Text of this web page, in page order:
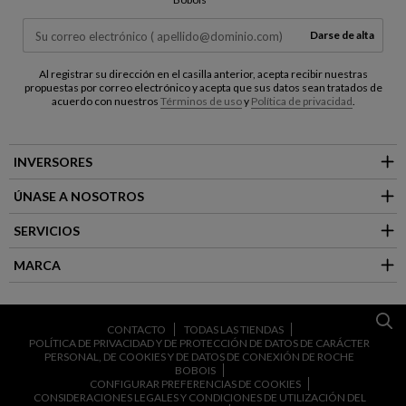
Darse de alta
Al registrar su dirección en el casilla anterior, acepta recibir nuestras
propuestas por correo electrónico y acepta que sus datos sean tratados de
acuerdo con nuestros Términos de usoy Política de privacidad
INVERSORES
ÚNASE A NOSOTROS
SERVICIOS
MARCA
CONTACTO
TODAS LAS TIENDAS
POLÍTICA DE PRIVACIDAD Y DE PROTECCIÓN DE DATOS DE CARÁCTER
PERSONAL, DE COOKIES Y DE DATOS DE CONEXIÓN DE ROCHE
BOBOIS
CONFIGURAR PREFERENCIAS DE COOKIES
CONSIDERACIONES LEGALES Y CONDICIONES DE UTILIZACIÓN DEL